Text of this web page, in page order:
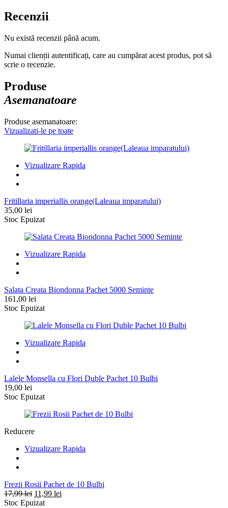
Recenzii
Nu există recenzii până acum.
Numai clienții autentificați, care au cumpărat acest produs, pot să
scrie o recenzie.
Produse
Asemanatoare
Produse asemanatoare:
Vizualizati-le pe toate
Vizualizare Rapida
Fritillaria imperiallis orange(Laleaua imparatului)
35,00 lei
Stoc Epuizat
Vizualizare Rapida
Salata Creata Biondonna Pachet 5000 Seminte
161,00 lei
Stoc Epuizat
Vizualizare Rapida
Lalele Monsella cu Flori Duble Pachet 10 Bulbi
19,00 lei
Stoc Epuizat
Reducere
Vizualizare Rapida
Frezii Rosii Pachet de 10 Bulbi
17,99lei Prețul
inițial
11,99 lei
Stoc Epuizat